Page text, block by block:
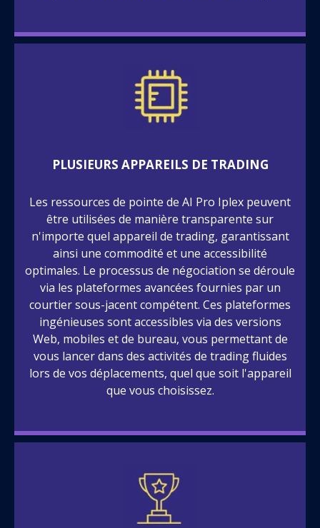
PLUSIEURS APPAREILS DE TRADING
Les ressources de pointe de AI Pro Iplex peuvent
être utilisées de manière transparente sur
n'importe quel appareil de trading, garantissant
ainsi une commodité et une accessibilité
optimales. Le processus de négociation se déroule
via les plateformes avancées fournies par un
courtier sous-jacent compétent. Ces plateformes
ingénieuses sont accessibles via des versions
Web, mobiles et de bureau, vous permettant de
vous lancer dans des activités de trading fluides
lors de vos déplacements, quel que soit l'appareil
que vous choisissez.